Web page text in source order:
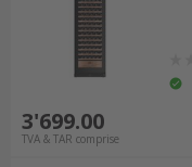
3'699.00
TVA & TAR comprise